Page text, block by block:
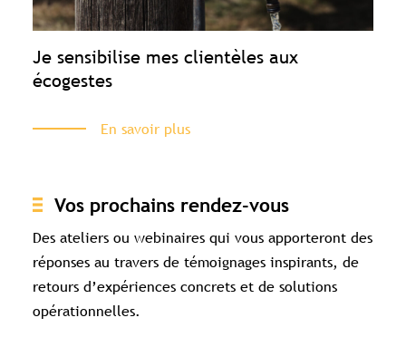
Je sensibilise mes clientèles aux
écogestes
En savoir plus
Vos prochains rendez-vous
Des ateliers ou webinaires qui vous apporteront des
réponses au travers de témoignages inspirants, de
retours d’expériences concrets et de solutions
opérationnelles.